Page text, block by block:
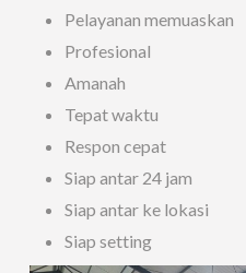
Pelayanan memuaskan
Profesional
Amanah
Tepat waktu
Respon cepat
Siap antar 24 jam
Siap antar ke lokasi
Siap setting